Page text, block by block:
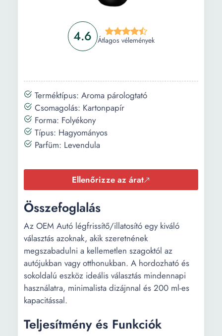
4.6 Átlagos vélemények
Terméktípus: Aroma párologtató
Csomagolás: Kartonpapír
Forma: Folyékony
Típus: Hagyományos
Parfüm: Levendula
Ellenőrizze az árat
Összefoglalás
Az OEM Autó légfrissítő/illatosító egy kiváló
választás azoknak, akik szeretnének
megszabadulni a kellemetlen szagoktól az
autójukban vagy otthonukban. A hordozható és
sokoldalú eszköz ideális választás mindennapi
használatra, minimalista dizájnnal és 200 ml-es
kapacitással.
Teljesítmény és Funkciók